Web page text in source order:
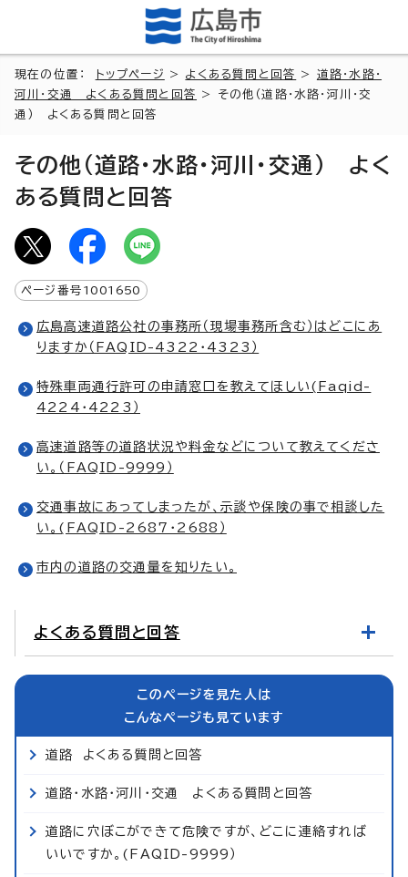
現在の位置： トップページ > よくある質問と回答 > 道路・水路・
河川・交通 よくある質問と回答
> その他（道路・水路・河川・交
通） よくある質問と回答
その他（道路・水路・河川・交通） よく
ある質問と回答
ページ番号 1001650
広島高速道路公社の事務所（現場事務所含む）はどこにあ
りますか（FAQID-4322・4323）
特殊車両通行許可の申請窓口を教えてほしい(Faqid-
4224・4223）
高速道路等の道路状況や料金などについて教えてくださ
い。（FAQID-9999）
交通事故にあってしまったが、示談や保険の事で相談した
い。(FAQID-2687・2688）
市内の道路の交通量を知りたい。
よくある質問と回答
このページを見た人は
こんなページも見ています
道路 よくある質問と回答
道路・水路・河川・交通 よくある質問と回答
道路に穴ぼこができて危険ですが、どこに連絡すれば
いいですか。(FAQID-9999）